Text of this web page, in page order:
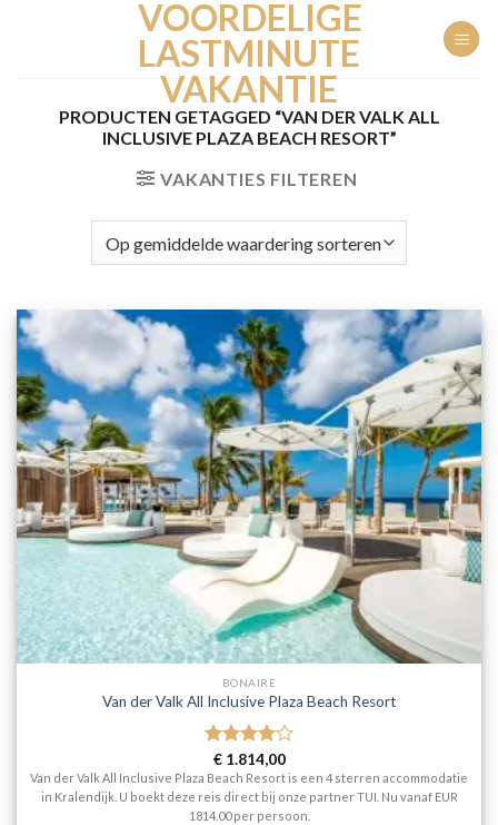
VOORDELIGE
LASTMINUTE
VAKANTIE
PRODUCTEN GETAGGED “VAN DER VALK ALL
INCLUSIVE PLAZA BEACH RESORT”
VAKANTIES FILTEREN
BONAIRE
Van der Valk All Inclusive Plaza Beach Resort
Gewaardeerd
4uit 5
€1.814,00
Van der Valk All Inclusive Plaza Beach Resort is een 4 sterren accommodatie
in Kralendijk. U boekt deze reis direct bij onze partner TUI. Nu vanaf EUR
1814.00 per persoon.